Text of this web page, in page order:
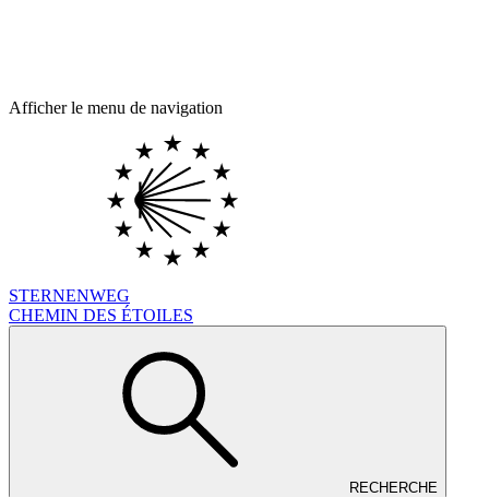
Afficher le menu de navigation
STERNENWEG
CHEMIN DES ÉTOILES
RECHERCHE